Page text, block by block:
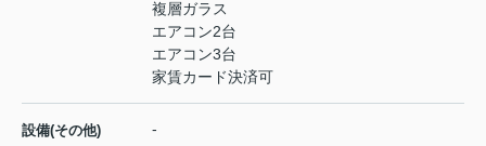
複層ガラス
エアコン2台
エアコン3台
家賃カード決済可
設備(その他) -